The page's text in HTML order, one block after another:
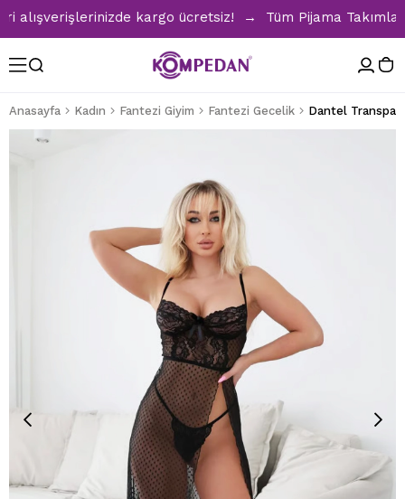
kargo ücretsiz! → Tüm Pijama
Anasayfa Kadın Fantezi Giyim Fantezi Gecelik